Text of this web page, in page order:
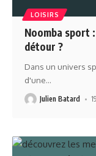
LOISIRS
Noomba sport
détour ?
Dans un univers
d'une…
Julien Batard